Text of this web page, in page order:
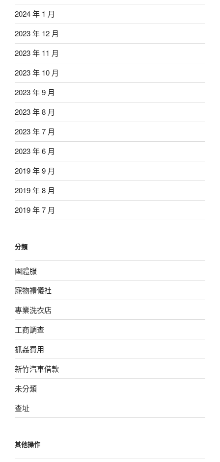
2024 年 1 月
2023 年 12 月
2023 年 11 月
2023 年 10 月
2023 年 9 月
2023 年 8 月
2023 年 7 月
2023 年 6 月
2019 年 9 月
2019 年 8 月
2019 年 7 月
分類
團體服
寵物禮儀社
專業洗衣店
工商調查
抓姦費用
新竹汽車借款
未分類
查址
其他操作